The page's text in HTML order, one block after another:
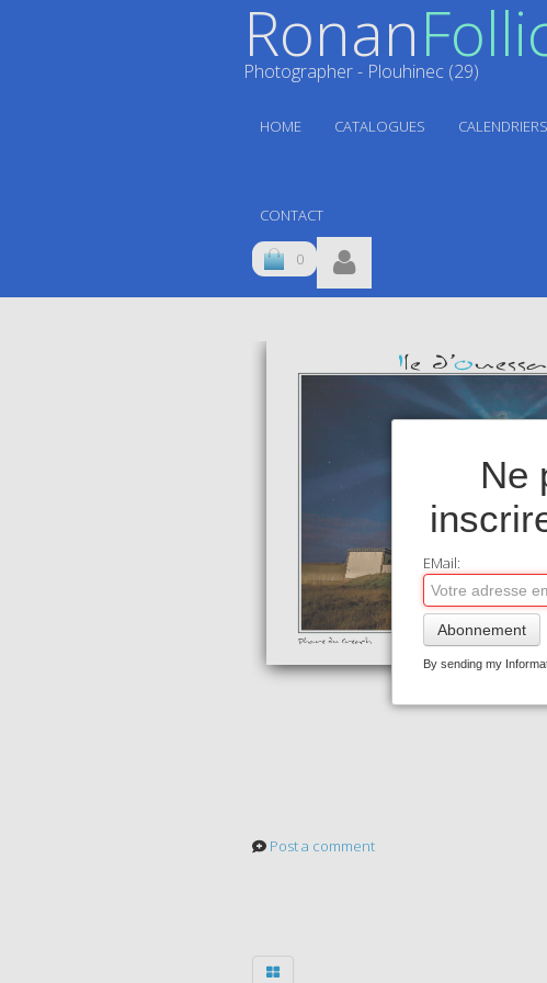
Ronan
Photographer - Plouhinec (29)
HOME CATALOGUES CALENDRIERS
CONTACT
0
Post a comment
Ne
EMail:
Abonnement
By sending my